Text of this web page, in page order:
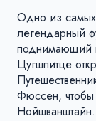
Одно из
легендарный
поднимающий
Цугшпитце
Фюссен, чтобы
Нойшванштайн.